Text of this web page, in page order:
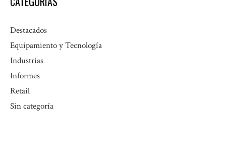
Destacados
Equipamiento y Tecnología
Industrias
Informes
Retail
Sin categoría